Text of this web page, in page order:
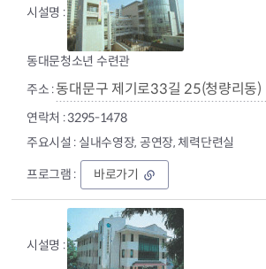
서
관
동대문청소년 수련관
동대문구 제기로33길 25(청량리동)
3295-1478
실내수영장, 공연장, 체력단련실
동
대
문
청
소
년
바로가기